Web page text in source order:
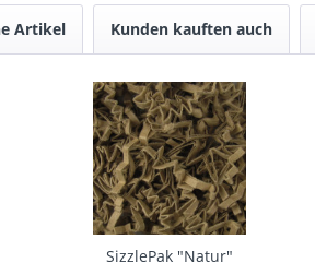
Artikel Kunden kauften auch
SizzlePak "Natur"